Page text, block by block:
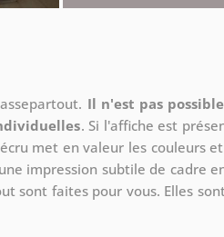
Il n'est pas
. Si l'affiche est
met en valeur les couleurs
impression subtile de cadre
sont faites pour vous. Elles